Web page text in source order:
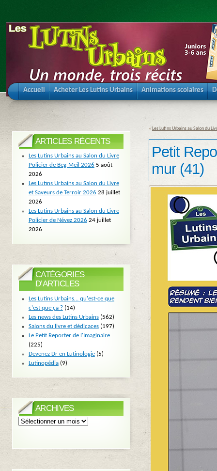
Accueil Acheter Les Lutins Urbains Animations scolaires
« Les Lutins Urbains au Salon du
Petit
mur (41)
ARTICLES RÉCENTS
Les Lutins Urbains au Salon du Livre
Policier de Beg-Meil 2026 5 août
2026
Les Lutins Urbains au Salon du Livre
et Saveurs de Terroir 2026 28 juillet
2026
Les Lutins Urbains au Salon du Livre
Policier de Névez 2026 24 juillet
2026
CATÉGORIES
D’ARTICLES
Les Lutins Urbains… qu'est-ce que
c'est que ça ?(14)
Les news des Lutins Urbains(562)
Salons du livre et dédicaces(197)
Le Petit Reporter de l'Imaginaire
(225)
Devenez Dr en Lutinologie(5)
Lutinopédia(9)
ARCHIVES
Archives